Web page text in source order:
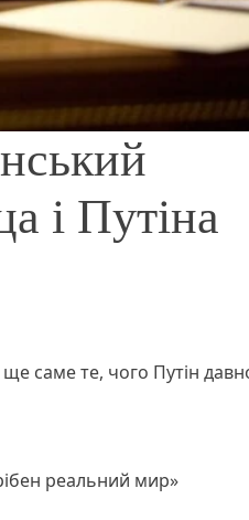
і Путіна
саме те, чого Путін
реальний мир»